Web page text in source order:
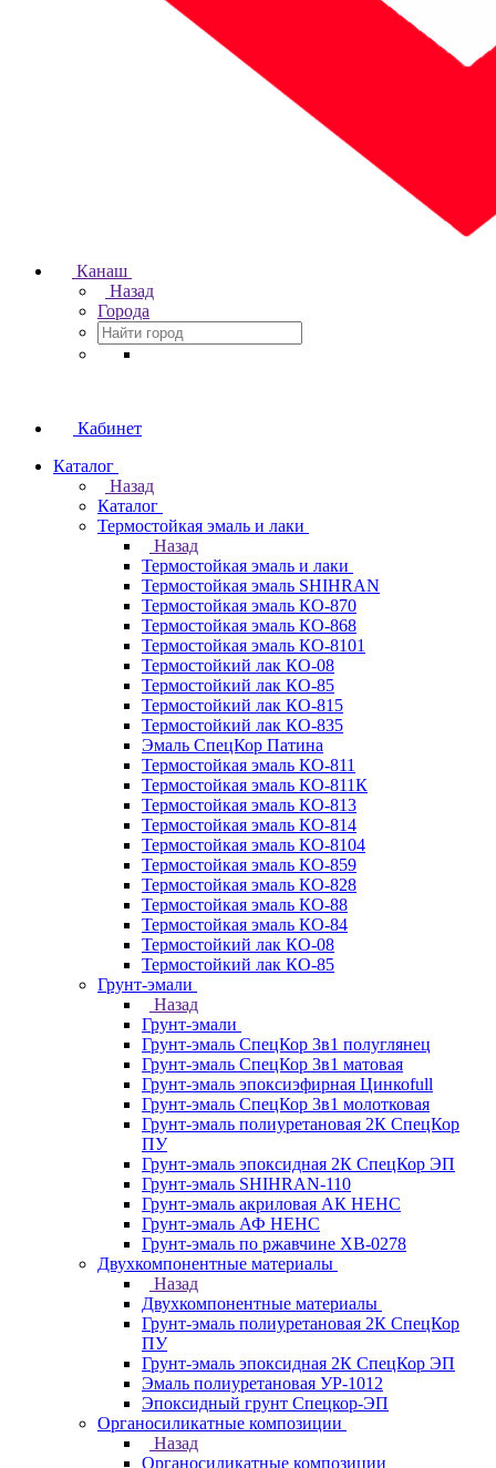
Канаш
Назад
Города
Кабинет
Каталог
Назад
Каталог
Термостойкая эмаль и лаки
Назад
Термостойкая эмаль и лаки
Термостойкая эмаль SHIHRAN
Термостойкая эмаль КО-870
Термостойкая эмаль КО-868
Термостойкая эмаль КО-8101
Термостойкий лак КО-08
Термостойкий лак КО-85
Термостойкий лак КО-815
Термостойкий лак КО-835
Эмаль СпецКор Патина
Термостойкая эмаль КО-811
Термостойкая эмаль КО-811К
Термостойкая эмаль КО-813
Термостойкая эмаль КО-814
Термостойкая эмаль КО-8104
Термостойкая эмаль КО-859
Термостойкая эмаль КО-828
Термостойкая эмаль КО-88
Термостойкая эмаль КО-84
Термостойкий лак КО-08
Термостойкий лак КО-85
Грунт-эмали
Назад
Грунт-эмали
Грунт-эмаль СпецКор 3в1 полуглянец
Грунт-эмаль СпецКор 3в1 матовая
Грунт-эмаль эпоксиэфирная Цинкоfull
Грунт-эмаль СпецКор 3в1 молотковая
Грунт-эмаль полиуретановая 2К СпецКор
ПУ
Грунт-эмаль эпоксидная 2К СпецКор ЭП
Грунт-эмаль SHIHRAN-110
Грунт-эмаль акриловая АК НЕНС
Грунт-эмаль АФ НЕНС
Грунт-эмаль по ржавчине ХВ-0278
Двухкомпонентные материалы
Назад
Двухкомпонентные материалы
Грунт-эмаль полиуретановая 2К СпецКор
ПУ
Грунт-эмаль эпоксидная 2К СпецКор ЭП
Эмаль полиуретановая УР-1012
Эпоксидный грунт Спецкор-ЭП
Органосиликатные композиции
Назад
Органосиликатные композиции